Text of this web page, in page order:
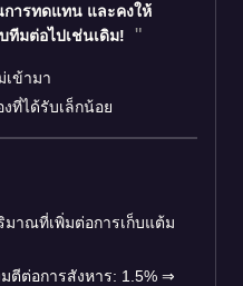
การทดแทน และคงให้
ทีมต่อไปเช่นเดิม!
เข้ามา
ที่ได้รับเล็กน้อย
มาณที่เพิ่มต่อการเก็บแต้ม
ตีต่อการสังหาร: 1.5% ⇒